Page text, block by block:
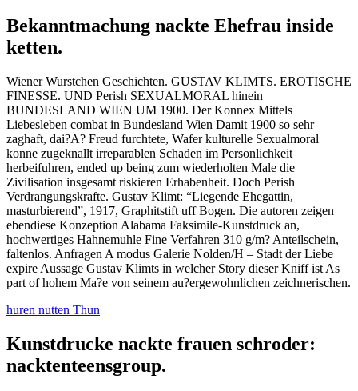
Bekanntmachung nackte Ehefrau inside
ketten.
Wiener Wurstchen Geschichten. GUSTAV KLIMTS. EROTISCHE
FINESSE. UND Perish SEXUALMORAL hinein
BUNDESLAND WIEN UM 1900. Der Konnex Mittels
Liebesleben combat in Bundesland Wien Damit 1900 so sehr
zaghaft, dai?A? Freud furchtete, Wafer kulturelle Sexualmoral
konne zugeknallt irreparablen Schaden im Personlichkeit
herbeifuhren, ended up being zum wiederholten Male die
Zivilisation insgesamt riskieren Erhabenheit. Doch Perish
Verdrangungskrafte. Gustav Klimt: “Liegende Ehegattin,
masturbierend”, 1917, Graphitstift uff Bogen. Die autoren zeigen
ebendiese Konzeption Alabama Faksimile-Kunstdruck an,
hochwertiges Hahnemuhle Fine Verfahren 310 g/m? Anteilschein,
faltenlos. Anfragen A modus Galerie Nolden/H – Stadt der Liebe
expire Aussage Gustav Klimts in welcher Story dieser Kniff ist As
part of hohem Ma?e von seinem au?ergewohnlichen zeichnerischen.
huren nutten Thun
Kunstdrucke nackte frauen schroder:
nacktenteensgroup.